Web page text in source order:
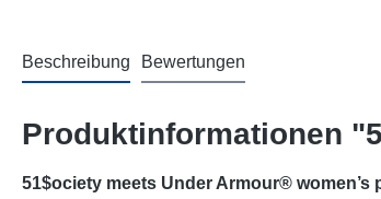
Beschreibung Bewertungen
Produktinformationen
51$ociety meets Under Armour® women’s